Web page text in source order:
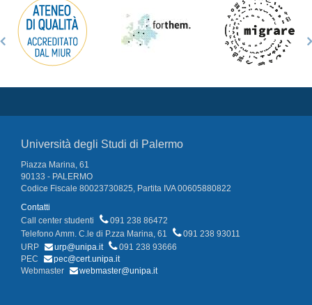
Università degli Studi di Palermo
Piazza Marina, 61
90133 - PALERMO
Codice Fiscale 80023730825, Partita IVA 00605880822
Contatti
Call center studenti
091 238 86472
Telefono Amm. C.le di P.zza Marina, 61
091 238 93011
URP
urp@unipa.it
091 238 93666
PEC
pec@cert.unipa.it
Webmaster
webmaster@unipa.it